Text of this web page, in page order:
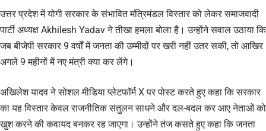
उत्तर प्रदेश में योगी सरकार के संभावित मंत्रिमंडल विस्तार को लेकर समाजवादी
पार्टी अध्यक्ष Akhilesh Yadav ने तीखा हमला बोला है। उन्होंने सवाल उठाया कि
जब बीजेपी सरकार 9 वर्षों में जनता की उम्मीदों पर खरी नहीं उतर सकी, तो आखिर
अगले 9 महीनों में नए मंत्री क्या कर लेंगे।
अखिलेश यादव ने सोशल मीडिया प्लेटफॉर्म X पर पोस्ट करते हुए कहा कि सरकार
का यह विस्तार केवल राजनीतिक संतुलन साधने और दल-बदल कर आए नेताओं को
खुश करने की कवायद बनकर रह जाएगा। उन्होंने तंज कसते हुए कहा कि जनता